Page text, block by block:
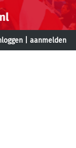
aanmelden